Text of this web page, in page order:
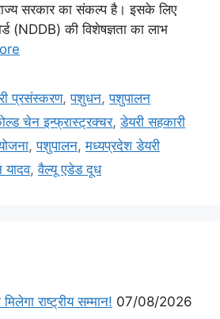
सरकार का संकल्प है। इसके लिए
(NDDB) की विशेषज्ञता का लाभ
प्रसंस्करण,पशुधन,पशुपालन
चेन इन्फ्रास्ट्रक्चर,डेयरी सहकारी
,पशुपालन,मध्यप्रदेश डेयरी
यादव,वैल्यू एडेड दूध
राष्ट्रीय सम्मान! 07/08/2026